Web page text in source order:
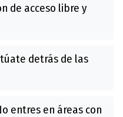
de acceso libre y
detrás de las
entres en áreas con